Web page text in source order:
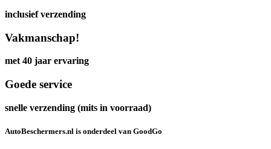
inclusief verzending
Vakmanschap!
met 40 jaar ervaring
Goede service
snelle verzending (mits in voorraad)
AutoBeschermers.nl is onderdeel van GoodGo